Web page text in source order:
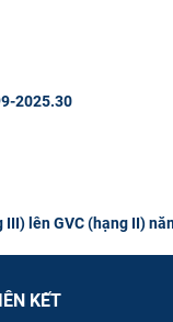
2025.30
lên GVC (hạng II)
KẾT